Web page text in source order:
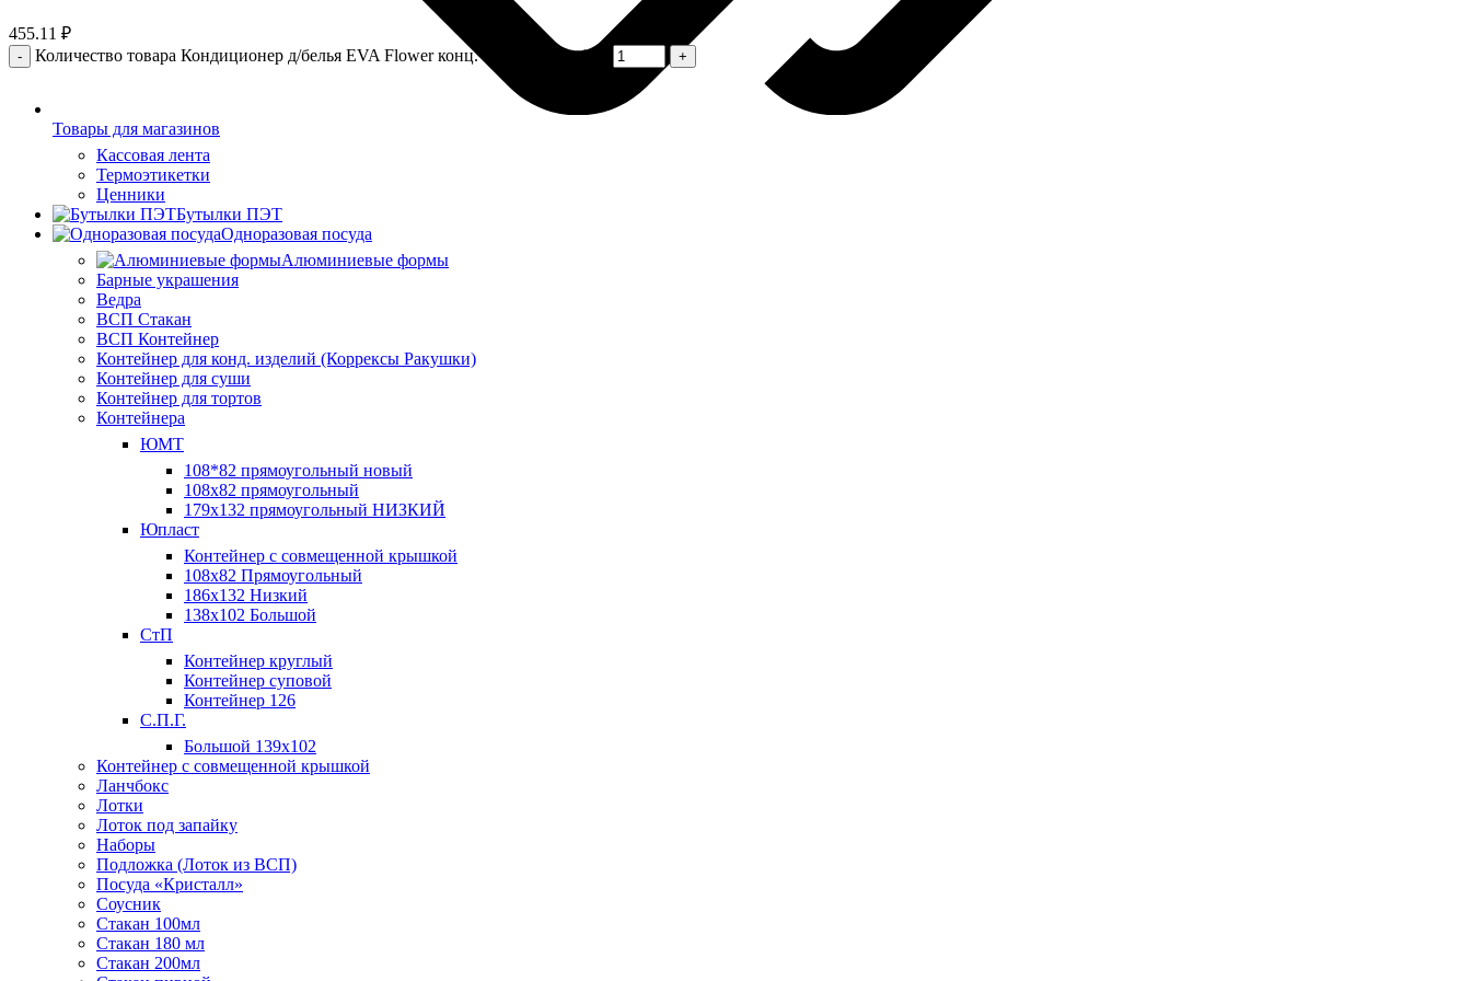
Товары для магазинов
Кассовая лента
Термоэтикетки
Ценники
Бутылки ПЭТ
Одноразовая посуда
Алюминиевые формы
Барные украшения
Ведра
ВСП Стакан
ВСП Контейнер
Контейнер для конд. изделий (Коррексы Ракушки)
Контейнер для суши
Контейнер для тортов
Контейнера
ЮМТ
108*82 прямоугольный новый
108х82 прямоугольный
179х132 прямоугольный НИЗКИЙ
Юпласт
Контейнер с совмещенной крышкой
108х82 Прямоугольный
186х132 Низкий
138х102 Большой
СтП
Контейнер круглый
Контейнер суповой
Контейнер 126
С.П.Г.
Большой 139х102
Контейнер с совмещенной крышкой
Ланчбокс
Лотки
Лоток под запайку
Наборы
Подложка (Лоток из ВСП)
Посуда «Кристалл»
Соусник
Стакан 100мл
Стакан 180 мл
Стакан 200мл
455.11 ₽
Количество товара Кондиционер д/белья EVA Flower конц. GRASS 1,8л (х6)